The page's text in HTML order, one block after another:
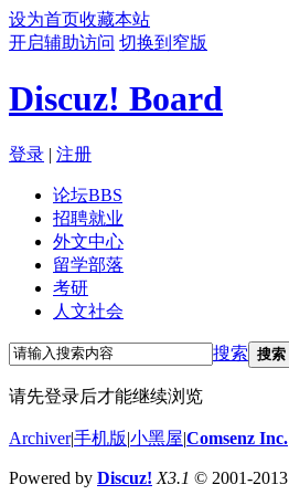
设为首页收藏本站
开启辅助访问 切换到窄版
Discuz! Board
登录 | 注册
论坛BBS
招聘就业
外文中心
留学部落
考研
人文社会
搜索 搜索
请先登录后才能继续浏览
Archiver|手机版|小黑屋|Comsenz Inc.
Powered by Discuz! X3.1 © 2001-2013